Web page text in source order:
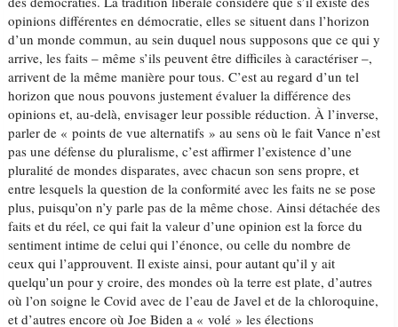
opinions différentes en démocratie, elles se situent dans l’horizon
d’un monde commun, au sein duquel nous supposons que ce qui y
arrive, les faits – même s’ils peuvent être difficiles à caractériser –,
arrivent de la même manière pour tous. C’est au regard d’un tel
horizon que nous pouvons justement évaluer la différence des
opinions et, au-delà, envisager leur possible réduction. À l’inverse,
parler de « points de vue alternatifs » au sens où le fait Vance n’est
pas une défense du pluralisme, c’est affirmer l’existence d’une
pluralité de mondes disparates, avec chacun son sens propre, et
entre lesquels la question de la conformité avec les faits ne se pose
plus, puisqu’on n’y parle pas de la même chose. Ainsi détachée des
faits et du réel, ce qui fait la valeur d’une opinion est la force du
sentiment intime de celui qui l’énonce, ou celle du nombre de
ceux qui l’approuvent. Il existe ainsi, pour autant qu’il y ait
quelqu’un pour y croire, des mondes où la terre est plate, d’autres
où l’on soigne le Covid avec de l’eau de Javel et de la chloroquine,
et d’autres encore où Joe Biden a « volé » les élections